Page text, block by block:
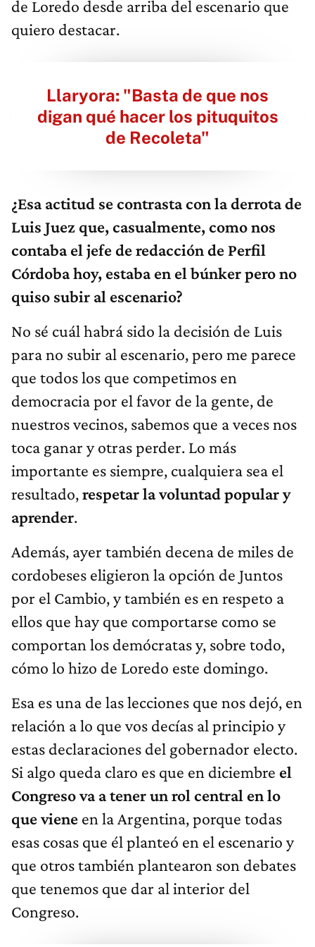
de Loredo desde arriba del escenario que
quiero destacar.
Llaryora: "Basta de que nos
digan qué hacer los pituquitos
de Recoleta"
¿Esa actitud se contrasta con la derrota de
Luis Juez que, casualmente, como nos
contaba el jefe de redacción de Perfil
Córdoba hoy, estaba en el búnker pero no
quiso subir al escenario?
No sé cuál habrá sido la decisión de Luis
para no subir al escenario, pero me parece
que todos los que competimos en
democracia por el favor de la gente, de
nuestros vecinos, sabemos que a veces nos
toca ganar y otras perder. Lo más
importante es siempre, cualquiera sea el
resultado,respetar la voluntad popular y
aprender.
Además, ayer también decena de miles de
cordobeses eligieron la opción de Juntos
por el Cambio, y también es en respeto a
ellos que hay que comportarse como se
comportan los demócratas y, sobre todo,
cómo lo hizo de Loredo este domingo.
Esa es una de las lecciones que nos dejó, en
relación a lo que vos decías al principio y
estas declaraciones del gobernador electo.
Si algo queda claro es que en diciembre el
Congreso va a tener un rol central en lo
que viene en la Argentina, porque todas
esas cosas que él planteó en el escenario y
que otros también plantearon son debates
que tenemos que dar al interior del
Congreso.